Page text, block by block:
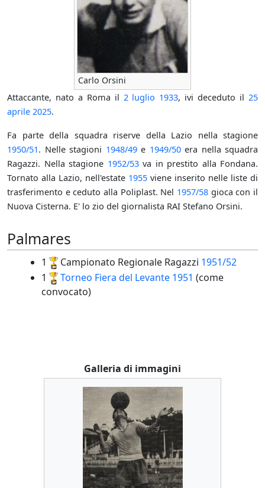
Carlo Orsini
Attaccante, nato a Roma il 2 luglio 1933, ivi deceduto il25
aprile 2025.
Fa parte della squadra riserve della Lazio nella stagione
1950/51. Nelle stagioni 1948/49e 1949/50era nella squadra
Ragazzi. Nella stagione 1952/53va in prestito alla Fondana.
Tornato alla Lazio, nell'estate 1955 viene inserito nelle liste di
trasferimento e ceduto alla Poliplast. Nel 1957/58 gioca con il
Nuova Cisterna. E' lo zio del giornalista RAI Stefano Orsini.
Palmares
1 Campionato Regionale Ragazzi 1951/52
1
Torneo Fiera del Levante 1951 (come
convocato)
Galleria di immagini